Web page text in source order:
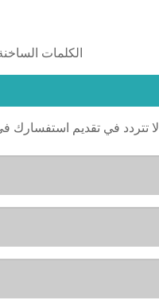
الكلمات
لا تتردد في تقديم استفسارك في